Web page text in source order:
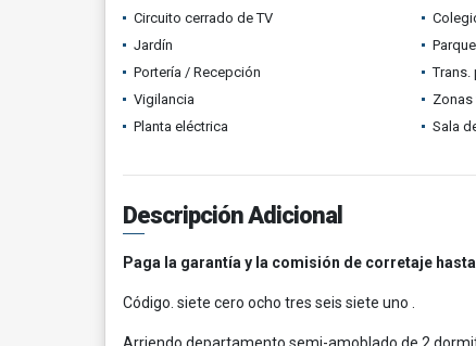
Circuito cerrado de TV
Jardín
Portería / Recepción
Trans.
Vigilancia
Zonas
Planta eléctrica
Sala
Descripción Adicional
Paga la garantía y la comisión de corretaje
Código. siete cero ocho tres seis siete uno .